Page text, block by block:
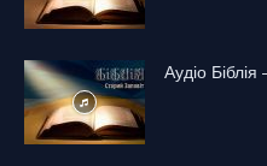
Аудіо